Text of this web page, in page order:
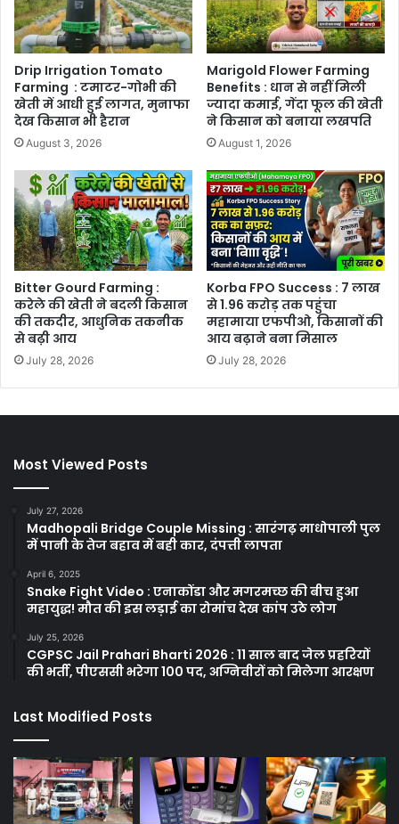
Drip Irrigation Tomato
Farming : टमाटर-गोभी की
खेती में आधी हुई लागत, मुनाफा
देख किसान भी हैरान
August 3, 2026
Marigold Flower Farming
Benefits : धान से नहीं मिली
ज्यादा कमाई, गेंदा फूल की खेती
ने किसान को बनाया लखपति
August 1, 2026
Bitter Gourd Farming :
करेले की खेती ने बदली किसान
की तकदीर, आधुनिक तकनीक
से बढ़ी आय
July 28, 2026
Korba FPO Success : 7 लाख
से 1.96 करोड़ तक पहुंचा
महामाया एफपीओ, किसानों की
आय बढ़ाने बना मिसाल
July 28, 2026
Most Viewed Posts
July 27, 2026
Madhopali Bridge Couple Missing : सारंगढ़ माधोपाली पुल
में पानी के तेज बहाव में बही कार, दंपत्ती लापता
April 6, 2025
Snake Fight Video : एनाकोंडा और मगरमच्छ की बीच हुआ
महायुद्ध! मौत की इस लड़ाई का रोमांच देख कांप उठे लोग
July 25, 2026
CGPSC Jail Prahari Bharti 2026 : 11 साल बाद जेल प्रहरियों
की भर्ती, पीएससी भरेगा 100 पद, अग्निवीरों को मिलेगा आरक्षण
Last Modified Posts